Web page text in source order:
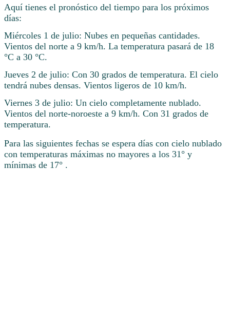
Aquí tienes el pronóstico del tiempo para los próximos
días:
Miércoles 1 de julio: Nubes en pequeñas cantidades.
Vientos del norte a 9 km/h. La temperatura pasará de 18
°C a 30 °C.
Jueves 2 de julio: Con 30 grados de temperatura. El cielo
tendrá nubes densas. Vientos ligeros de 10 km/h.
Viernes 3 de julio: Un cielo completamente nublado.
Vientos del norte-noroeste a 9 km/h. Con 31 grados de
temperatura.
Para las siguientes fechas se espera días con cielo nublado
con temperaturas máximas no mayores a los 31° y
mínimas de 17° .